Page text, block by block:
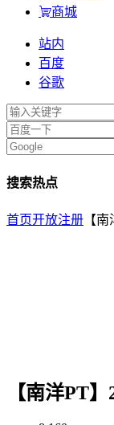
商城
站内
百度
谷歌
搜索热点
首页开放注册 【
【南洋PT